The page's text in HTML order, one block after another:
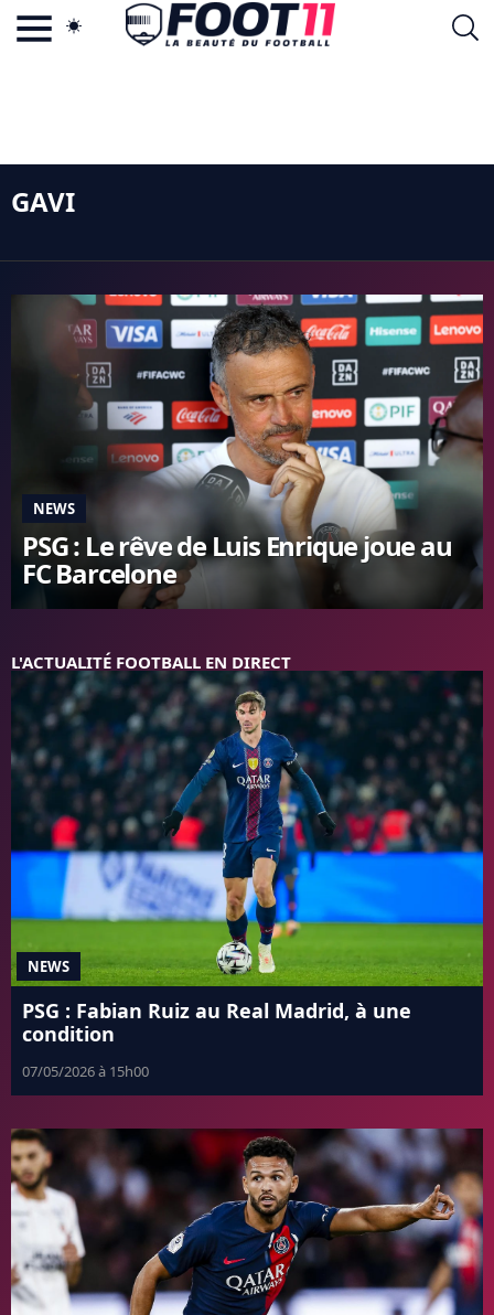
LA CHARTE
VIE PRIVÉE
CGU
MERCATO
CDM 2026
LIGUE 1
REAL MADRID
FC BARCELONE
MANCHESTER UNITED
CHELSEA
L'AVIS DE LA RÉDAC'
GAVI
NEWS
PSG : Le rêve de Luis Enrique joue au
FC Barcelone
L'ACTUALITÉ FOOTBALL EN DIRECT
NEWS
PSG : Fabian Ruiz au Real Madrid, à une
condition
07/05/2026 à 15h00